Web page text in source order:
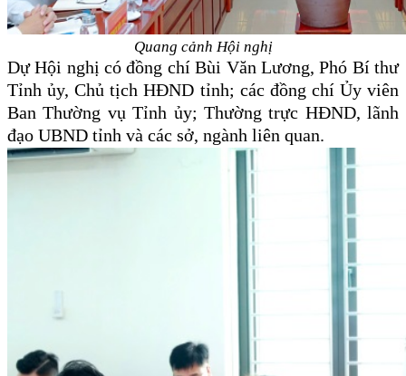
Quang cảnh Hội nghị
Dự Hội nghị có đồng chí Bùi Văn Lương, Phó Bí thư
Tỉnh ủy, Chủ tịch HĐND tỉnh; các đồng chí Ủy viên
Ban Thường vụ Tỉnh ủy; Thường trực HĐND, lãnh
đạo UBND tỉnh và các sở, ngành liên quan.